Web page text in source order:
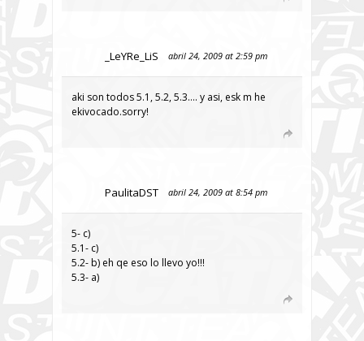
_LeYRe_LiS abril 24, 2009 at 2:59 pm
aki son todos 5.1, 5.2, 5.3…. y asi, esk m he
ekivocado.sorry!
PaulitaDST abril 24, 2009 at 8:54 pm
5- c)
5.1- c)
5.2- b) eh qe eso lo llevo yo!!!
5.3- a)